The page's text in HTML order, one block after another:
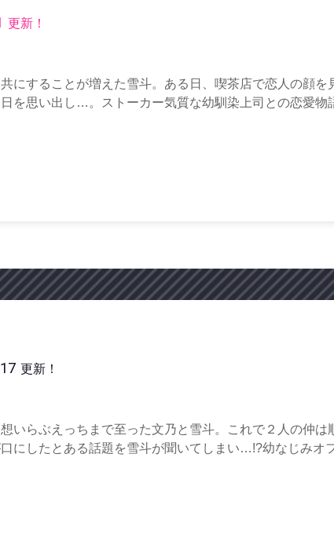
更新！
にすることが増えた雪斗。ある日、喫茶店で恋人の顔を
を思い出し…。ストーカー気質な幼馴染上司との恋愛物
更新！
いらぶえっちまで至った文乃と雪斗。これで２人の仲は
にしたとある話題を雪斗が聞いてしまい…!?幼なじみオ